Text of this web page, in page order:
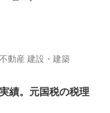
不動産 建設・建築
績。元国税の税理